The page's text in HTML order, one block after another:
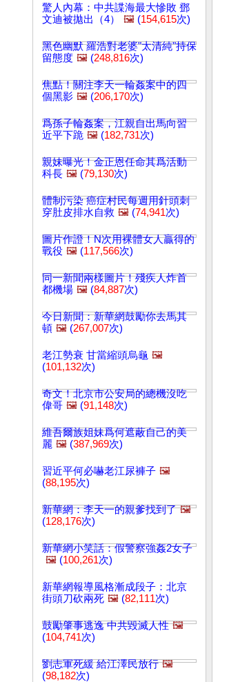
驚人內幕：中共諜海最大慘敗 鄧
文迪被拋出（4）
🖼️ (154,615次)
黑色幽默 羅浩對老婆"太清純"持保
留態度 🖼️ (248,816次)
焦點！關注李天一輪姦案中的四
個黑影 🖼️ (206,170次)
爲孫子輪姦案，江親自出馬向習
近平下跪 🖼️ (182,731次)
親妹曝光！金正恩任命其爲活動
科長 🖼️ (79,130次)
體制污染 癌症村民每週用針頭刺
穿肚皮排水自救 🖼️ (74,941次)
圖片作證！N次用裸體女人贏得的
戰役 🖼️ (117,566次)
同一新聞兩樣圖片！殘疾人炸首
都機場 🖼️ (84,887次)
今日新聞：新華網鼓勵你去馬其
頓 🖼️ (267,007次)
老江勢衰 甘當縮頭烏龜 🖼️
(101,132次)
奇文！北京市公安局的總機沒吃
偉哥 🖼️ (91,148次)
維吾爾族姐妹爲何遮蔽自己的美
麗 🖼️ (387,969次)
習近平何必嚇老江尿褲子 🖼️
(88,195次)
新華網：李天一的親爹找到了 🖼️
(128,176次)
新華網小笑話：假警察強姦2女子
🖼️ (100,261次)
新華網報導風格漸成段子：北京
街頭刀砍兩死 🖼️ (82,111次)
鼓勵肇事逃逸 中共毀滅人性 🖼️
(104,741次)
劉志軍死緩 給江澤民放行 🖼️
(98,182次)